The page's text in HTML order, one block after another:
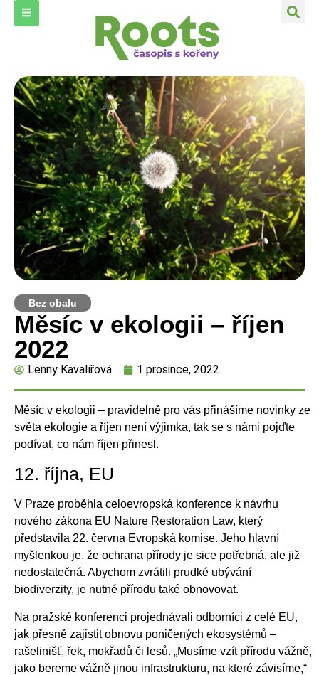
Bez obalu
Měsíc v ekologii – říjen
2022
Lenny Kavalířová 1 prosince, 2022
Měsíc v ekologii – pravidelně pro vás přinášíme novinky ze
světa ekologie a říjen není výjimka, tak se s námi pojďte
podívat, co nám říjen přinesl.
12. října, EU
V Praze proběhla celoevropská konference k návrhu
nového zákona EU Nature Restoration Law, který
představila 22. června Evropská komise. Jeho hlavní
myšlenkou je, že ochrana přírody je sice potřebná, ale již
nedostatečná. Abychom zvrátili prudké ubývání
biodiverzity, je nutné přírodu také obnovovat.
Na pražské konferenci projednávali odborníci z celé EU,
jak přesně zajistit obnovu poničených ekosystémů –
rašelinišť, řek, mokřadů či lesů. „Musíme vzít přírodu vážně,
jako bereme vážně jinou infrastrukturu, na které závisíme,“